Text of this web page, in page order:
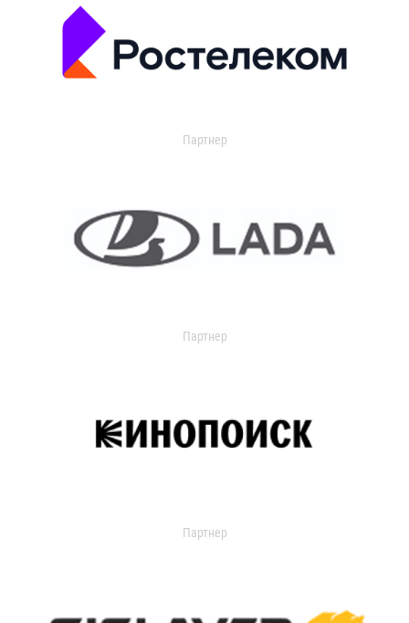
Партнер
Партнер
Партнер